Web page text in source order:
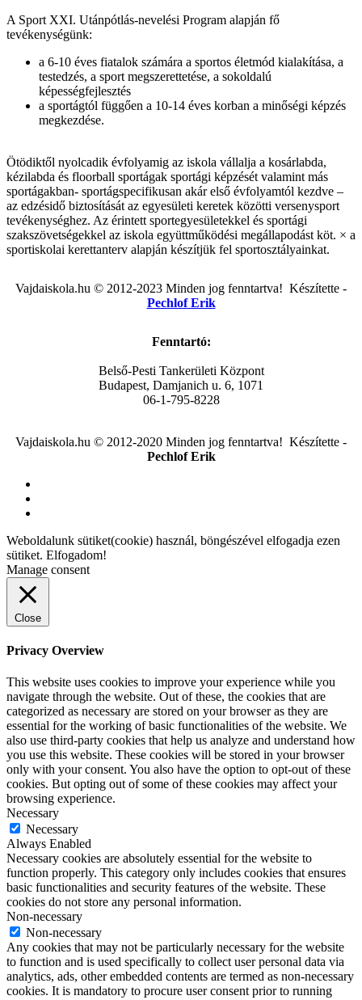
A Sport XXI. Utánpótlás-nevelési Program alapján fő
tevékenységünk:
a 6-10 éves fiatalok számára a sportos életmód kialakítása, a
testedzés, a sport megszerettetése, a sokoldalú
képességfejlesztés
a sportágtól függően a 10-14 éves korban a minőségi képzés
megkezdése.
Ötödiktől nyolcadik évfolyamig az iskola vállalja a kosárlabda,
kézilabda és floorball sportágak sportági képzését valamint más
sportágakban- sportágspecifikusan akár első évfolyamtól kezdve –
az edzésidő biztosítását az egyesületi keretek közötti versenysport
tevékenységhez. Az érintett sportegyesületekkel és sportági
szakszövetségekkel az iskola együttműködési megállapodást köt. × a
sportiskolai kerettanterv alapján készítjük fel sportosztályainkat.
Vajdaiskola.hu © 2012-2023 Minden jog fenntartva! ‎‎‏‏‎ ‎Készítette -
Pechlof Erik
Fenntartó:
Belső-Pesti Tankerületi Központ
Budapest, Damjanich u. 6, 1071
06-1-795-8228
Vajdaiskola.hu © 2012-2020 Minden jog fenntartva! ‎‎‏‏‎ ‎Készítette -
Pechlof Erik
Weboldalunk sütiket(cookie) használ, böngészével elfogadja ezen
sütiket. Elfogadom!
Manage consent
Close
Privacy Overview
This website uses cookies to improve your experience while you
navigate through the website. Out of these, the cookies that are
categorized as necessary are stored on your browser as they are
essential for the working of basic functionalities of the website. We
also use third-party cookies that help us analyze and understand how
you use this website. These cookies will be stored in your browser
only with your consent. You also have the option to opt-out of these
cookies. But opting out of some of these cookies may affect your
browsing experience.
Necessary
Necessary
Always Enabled
Necessary cookies are absolutely essential for the website to
function properly. This category only includes cookies that ensures
basic functionalities and security features of the website. These
cookies do not store any personal information.
Non-necessary
Non-necessary
Any cookies that may not be particularly necessary for the website
to function and is used specifically to collect user personal data via
analytics, ads, other embedded contents are termed as non-necessary
cookies. It is mandatory to procure user consent prior to running